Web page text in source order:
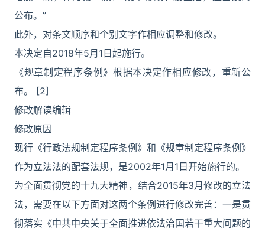
公布。”
此外，对条文顺序和个别文字作相应调整和修改。
本决定自2018年5月1日起施行。
《规章制定程序条例》根据本决定作相应修改，重新公
布。 [2]
修改解读编辑
修改原因
现行《行政法规制定程序条例》和《规章制定程序条例》
作为立法法的配套法规，是2002年1月1日开始施行的。
为全面贯彻党的十九大精神，结合2015年3月修改的立法
法，需要在以下方面对这两个条例进行修改完善：一是贯
彻落实《中共中央关于全面推进依法治国若干重大问题的